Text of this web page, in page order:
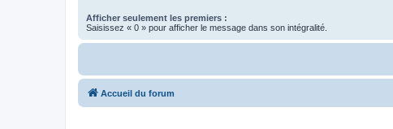
Afficher seulement les premiers :
Saisissez « 0 » pour afficher le message dans son intégralité.
Accueil du forum